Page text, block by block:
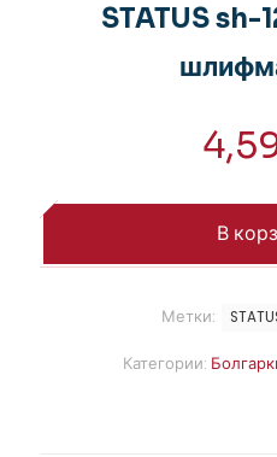
STATUS sh-
В
Категории:
Метки: